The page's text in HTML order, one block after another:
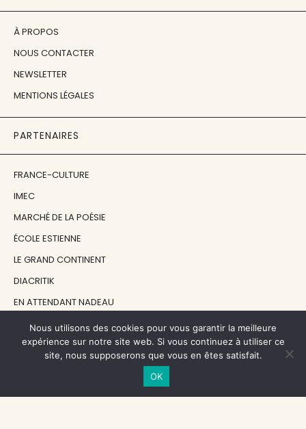
À PROPOS
NOUS CONTACTER
NEWSLETTER
MENTIONS LÉGALES
PARTENAIRES
FRANCE-CULTURE
IMEC
MARCHÉ DE LA POÉSIE
ÉCOLE ESTIENNE
LE GRAND CONTINENT
DIACRITIK
EN ATTENDANT NADEAU
NOS SOUTIENS
Nous utilisons des cookies pour vous garantir la meilleure
expérience sur notre site web. Si vous continuez à utiliser ce
site, nous supposerons que vous en êtes satisfait.
OK